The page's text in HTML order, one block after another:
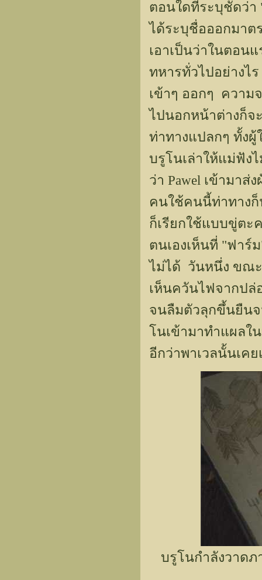
ตอนใดที่ระบุชัดว่า
ได้ระบุชื่อออกมาต
เอาเป็นว่าในตอน
ทหารทั่วไปอย่างไ
เข้าๆ ออกๆ ความ
ไปนอกหน้าต่างก็จ
ท่าทางแปลกๆ ทั้ง
บรูโนเล่าให้แม่ฟั
ว่า Pawel เข้ามา
คนใช้คนนี้ท่าทางก็
ก็เรียกใช้แบบขู่ต
ตนเองเห็นที่ "ฟาร์
ไม่ได้ วันหนึ่ง ขณะ
เห็นควันไฟจากปล่
จนลืมตัวลุกขึ้นยืนจ
โนเข้ามาทำแผลใ
อีกว่าพาเวลนั้นเค
บรูโนกำลังวาด